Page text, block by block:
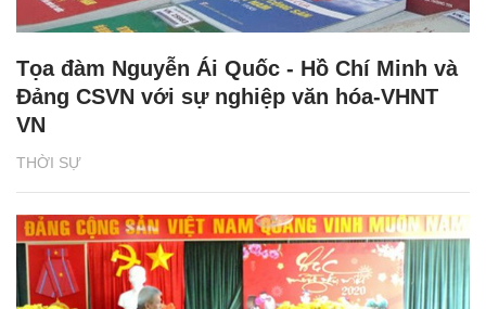
THỜI SỰ
Tọa đàm Nguyễn Ái Quốc - Hồ Chí Minh và
Đảng CSVN với sự nghiệp văn hóa-VHNT
VN